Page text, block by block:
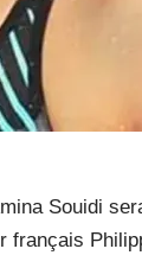
Souidi
français